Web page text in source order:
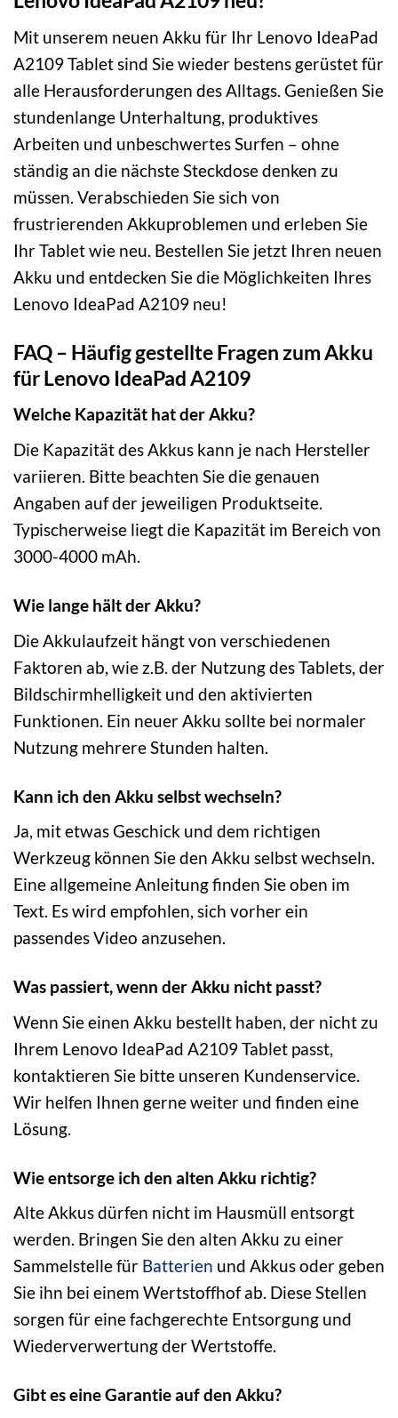
Mit unserem neuen Akku für Ihr Lenovo IdeaPad
A2109 Tablet sind Sie wieder bestens gerüstet für
alle Herausforderungen des Alltags. Genießen Sie
stundenlange Unterhaltung, produktives
Arbeiten und unbeschwertes Surfen – ohne
ständig an die nächste Steckdose denken zu
müssen. Verabschieden Sie sich von
frustrierenden Akkuproblemen und erleben Sie
Ihr Tablet wie neu. Bestellen Sie jetzt Ihren neuen
Akku und entdecken Sie die Möglichkeiten Ihres
Lenovo IdeaPad A2109 neu!
FAQ – Häufig gestellte Fragen zum Akku
für Lenovo IdeaPad A2109
Welche Kapazität hat der Akku?
Die Kapazität des Akkus kann je nach Hersteller
variieren. Bitte beachten Sie die genauen
Angaben auf der jeweiligen Produktseite.
Typischerweise liegt die Kapazität im Bereich von
3000-4000 mAh.
Wie lange hält der Akku?
Die Akkulaufzeit hängt von verschiedenen
Faktoren ab, wie z.B. der Nutzung des Tablets, der
Bildschirmhelligkeit und den aktivierten
Funktionen. Ein neuer Akku sollte bei normaler
Nutzung mehrere Stunden halten.
Kann ich den Akku selbst wechseln?
Ja, mit etwas Geschick und dem richtigen
Werkzeug können Sie den Akku selbst wechseln.
Eine allgemeine Anleitung finden Sie oben im
Text. Es wird empfohlen, sich vorher ein
passendes Video anzusehen.
Was passiert, wenn der Akku nicht passt?
Wenn Sie einen Akku bestellt haben, der nicht zu
Ihrem Lenovo IdeaPad A2109 Tablet passt,
kontaktieren Sie bitte unseren Kundenservice.
Wir helfen Ihnen gerne weiter und finden eine
Lösung.
Wie entsorge ich den alten Akku richtig?
Alte Akkus dürfen nicht im Hausmüll entsorgt
werden. Bringen Sie den alten Akku zu einer
Sammelstelle für Batterien und Akkus oder geben
Sie ihn bei einem Wertstoffhof ab. Diese Stellen
sorgen für eine fachgerechte Entsorgung und
Wiederverwertung der Wertstoffe.
Gibt es eine Garantie auf den Akku?